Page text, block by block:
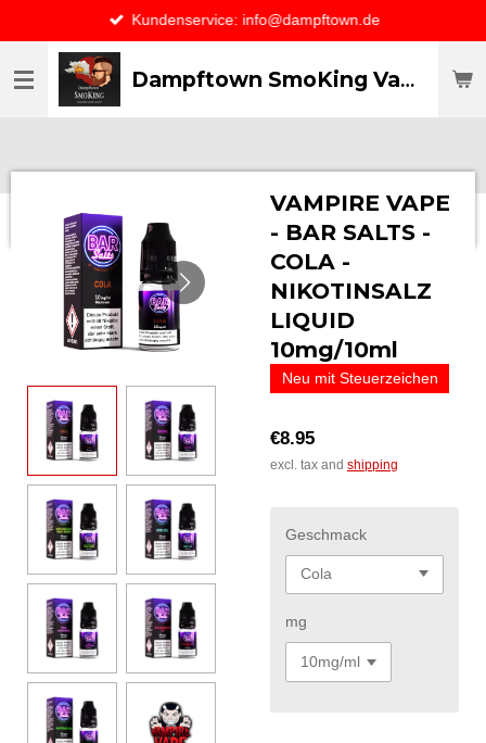
to
main
Dampftown SmoKing Vapor specialist & CO / VAPE ONLY THE BEST
Kundenservice: info@dampftown.de
VAMPIRE VAPE
- BAR SALTS -
COLA -
NIKOTINSALZ
LIQUID
10mg/10ml
Neu mit Steuerzeichen
€8.95
excl. tax and shipping
Geschmack
mg